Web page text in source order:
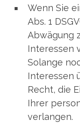
Wenn Sie
Abs. 1
Abwägung
Interessen
Solange
Interessen
Recht, die
Ihrer
verlangen.